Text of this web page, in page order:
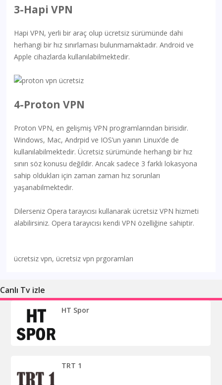
3-Hapi VPN
Hapi VPN, yerli bir araç olup ücretsiz sürümünde dahi
herhangi bir hız sınırlaması bulunmamaktadır. Android ve
Apple cihazlarda kullanılabilmektedir.
4-Proton VPN
Proton VPN, en gelişmiş VPN programlarından birisidir.
Windows, Mac, Andrpid ve IOS’un yaının Linux’de de
kullanılabilmektedir. Ücretsiz sürümünde herhangi bir hız
sınırı söz konusu değildir. Ancak sadece 3 farklı lokasyona
sahip oldukları için zaman zaman hız sorunları
yaşanabilmektedir.
Dilerseniz Opera tarayıcısı kullanarak ücretsiz VPN hizmeti
alabilirsiniz. Opera tarayıcısı kendi VPN özelliğine sahiptir.
ücretsiz vpn, ücretsiz vpn prgoramları
Canlı Tv izle
HT Spor
TRT 1